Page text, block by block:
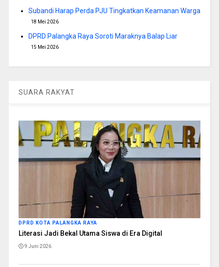
Subandi Harap Perda PJU Tingkatkan Keamanan Warga
18 Mei 2026
DPRD Palangka Raya Soroti Maraknya Balap Liar
15 Mei 2026
SUARA RAKYAT
DPRD KOTA PALANGKA RAYA
Literasi Jadi Bekal Utama Siswa di Era Digital
9 Juni 2026